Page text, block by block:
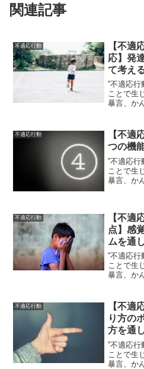
関連記事
不適応行動
【不適
応】発
て考え
‟不適応
ことで生
暴言、か
ると〝二
（すでに
不適応行動
【不適
つの機
‟不適応
ことで生
暴言、か
（すでに
不適応行動
【不適
点】感
ムを通
‟不適応
ことで生
暴言、か
ると〝二
（すでに
不適応行動
【不適
り方の
方を通
‟不適応
ことで生
暴言、か